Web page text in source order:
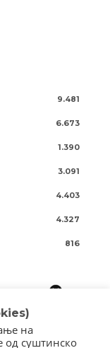
9.481
6.673
1.390
3.091
4.403
4.327
816
на
од суштинско